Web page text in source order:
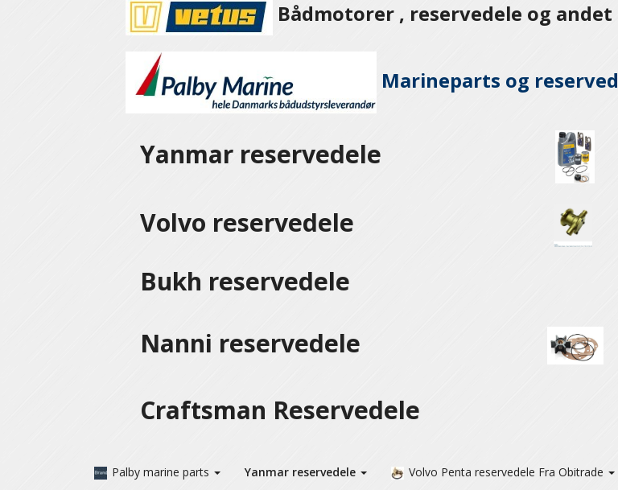
Bådmotorer , reservedele og
Marineparts og
Yanmar reservedele
Volvo reservedele
Bukh reservedele
Nanni reservedele
Craftsman Reservedele
Palby marine parts Yanmar reservedele Volvo Penta reservedele Fra Obitrade